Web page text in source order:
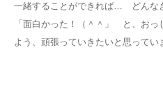
一緒することができれば…
どんな
「面白かった！（＾＾」 と、 おっ
よう、頑張っていきたいと思ってい